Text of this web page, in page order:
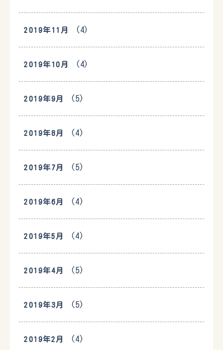
2019年11月 (4)
2019年10月 (4)
2019年9月 (5)
2019年8月 (4)
2019年7月 (5)
2019年6月 (4)
2019年5月 (4)
2019年4月 (5)
2019年3月 (5)
2019年2月 (4)